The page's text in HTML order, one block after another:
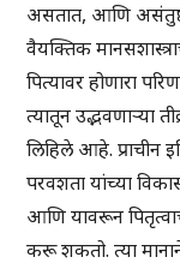
असतात, आणि
वैयक्तिक
पित्यावर होणारा
त्यातून उद्भवणाऱ्या
लिहिले आहे. प्राचीन
परवशता यांच्या
आणि यावरून
करू शकतो. त्या